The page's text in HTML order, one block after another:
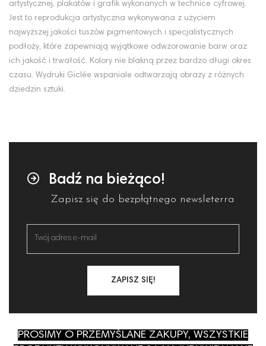
artystycznej, plakatów i grafik wykonanych w technice cyfrowej.
Jest to reprodukcja artystyczna wykonywana z użyciem
najwyższej jakości tuszów pigmentowych i specjalistycznych
podłoży, które zapewniają wyjątkowe odwzorowanie barw oraz
ich jakość i trwałość. Kolory nie blakną przez bardzo długi okres
czasu. Wydruki Giclée wspaniale odtwarzają obrazy z różnych
dziedzin sztuki.
Badź na bieżąco!
Zapisz się do bezpłątnego newsleterra
ZAPISZ SIĘ!
PROSIMY O PRZEMYŚLANE ZAKUPY, WSZYSTKIE